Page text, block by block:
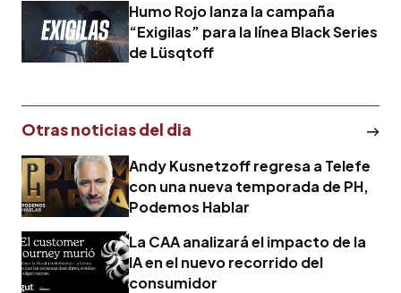
Humo Rojo lanza la campaña
“Exigilas” para la línea Black Series
de Lüsqtoff
Otras noticias del dia
Andy Kusnetzoff regresa a Telefe
con una nueva temporada de PH,
Podemos Hablar
La CAA analizará el impacto de la
IA en el nuevo recorrido del
consumidor